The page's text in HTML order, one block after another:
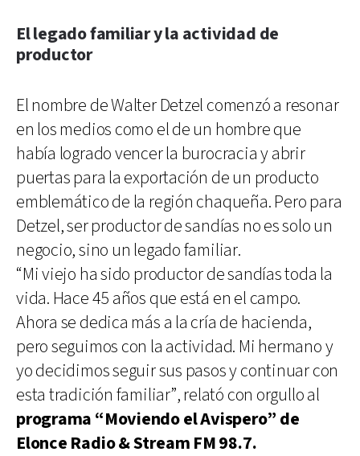
El legado familiar y la actividad de
productor
El nombre de Walter Detzel comenzó a resonar
en los medios como el de un hombre que
había logrado vencer la burocracia y abrir
puertas para la exportación de un producto
emblemático de la región chaqueña. Pero para
Detzel, ser productor de sandías no es solo un
negocio, sino un legado familiar.
“Mi viejo ha sido productor de sandías toda la
vida. Hace 45 años que está en el campo.
Ahora se dedica más a la cría de hacienda,
pero seguimos con la actividad. Mi hermano y
yo decidimos seguir sus pasos y continuar con
esta tradición familiar”, relató con orgullo al
programa “Moviendo el Avispero” de
Elonce Radio & Stream FM 98.7.